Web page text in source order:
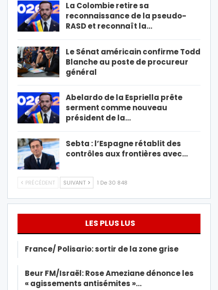
La Colombie retire sa
reconnaissance de la pseudo-
RASD et reconnaît la…
Le Sénat américain confirme Todd
Blanche au poste de procureur
général
Abelardo de la Espriella prête
serment comme nouveau
président de la…
Sebta : l’Espagne rétablit des
contrôles aux frontières avec…
PRÉCÉDENT SUIVANT 1 De 30 848
LES PLUS LUS
France/ Polisario: sortir de la zone grise
Beur FM/Israël: Rose Ameziane dénonce les
« agissements antisémites »…